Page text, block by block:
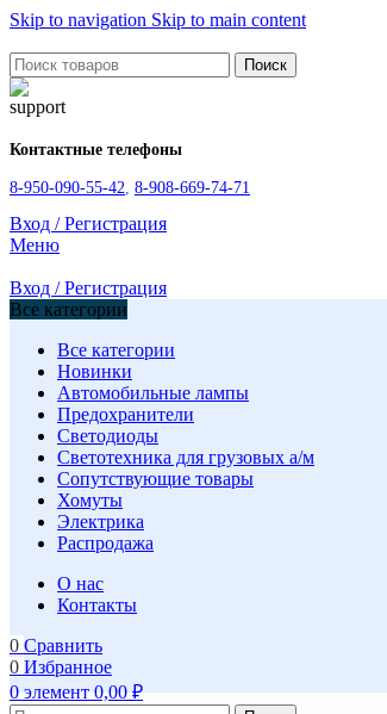
Skip to navigation Skip to main content
Поиск
Контактные телефоны
8-950-090-55-42, 8-908-669-74-71
Вход / Регистрация
Меню
Вход / Регистрация
Все категории
Все категории
Новинки
Автомобильные лампы
Предохранители
Светодиоды
Светотехника для грузовых а/м
Сопутствующие товары
Хомуты
Электрика
Распродажа
О нас
Контакты
0 Сравнить
0 Избранное
0элемент 0,00₽